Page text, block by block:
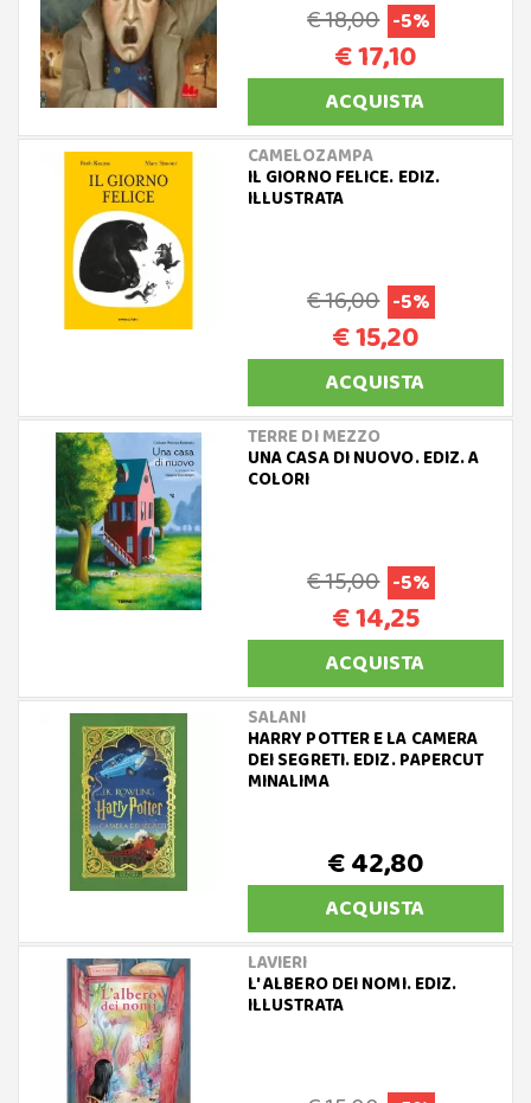
€ 18,00 -5%
€ 17,10
ACQUISTA
CAMELOZAMPA
IL GIORNO FELICE. EDIZ.
ILLUSTRATA
€ 16,00 -5%
€ 15,20
ACQUISTA
TERRE DI MEZZO
UNA CASA DI NUOVO. EDIZ. A
COLORI
€ 15,00 -5%
€ 14,25
ACQUISTA
SALANI
HARRY POTTER E LA CAMERA
DEI SEGRETI. EDIZ. PAPERCUT
MINALIMA
€ 42,80
ACQUISTA
LAVIERI
L' ALBERO DEI NOMI. EDIZ.
ILLUSTRATA